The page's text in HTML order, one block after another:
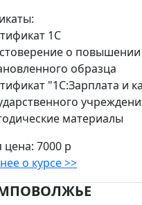
1С
о
образца
"1С:Зарплата и
материалы
цена: 7000 р
о курсе >>